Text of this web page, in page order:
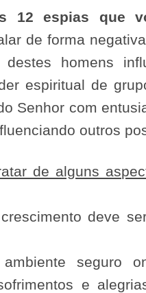
12 espias que
de forma
destes homens
espiritual de
Senhor com
outros
de alguns
deve
seguro
e